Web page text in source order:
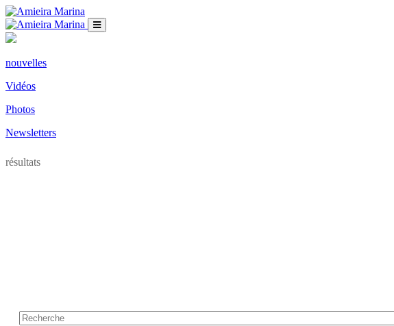
nouvelles
Vidéos
Photos
Newsletters
résultats